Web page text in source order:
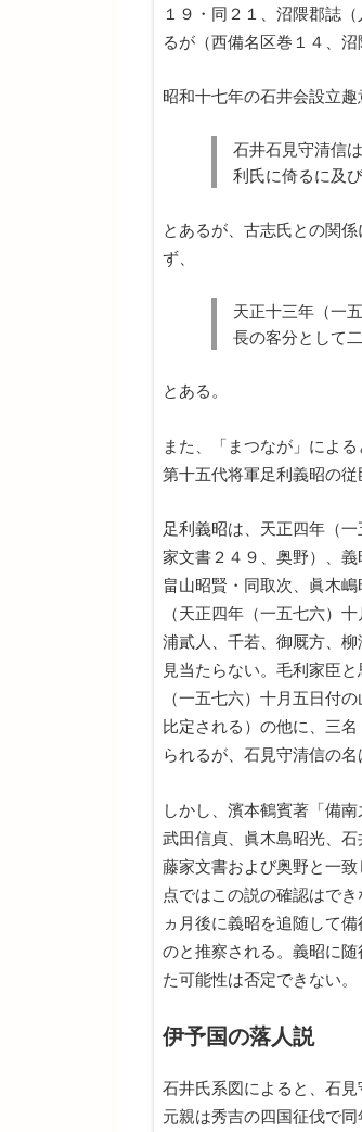
１９・同２１、沼隈郡誌
るが（西備名区巻１４、
昭和十七年の石井会設立趣
石井石見守清信
利氏に倚るに及
とあるが、古志氏との関
ず、
天正十三年（一
長の客分として
とある。
また、「まつなが」によ
第十五代将軍足利義昭の従
足利義昭は、天正四年（
家文書２４９、奥野）、
畠山昭賢・同取次、眞木
（天正四年（一五七六）
浦貳人、千若、御厩方、
見当たらない。毛利家臣
（一五七六）十月五日付
比定される）の他に、三
られるが、石見守清信の名
しかし、濱本鶴賓著「備
武田信貞、眞木島昭光、
藤家文書および奥野と一
点ではこの説の確認はで
ヵ月後に義昭を追随して
のと推察される。義昭に
た可能性は否定できない。
伊予国の落人説
石井氏系図によると、石
元親は秀吉の四国征伐で